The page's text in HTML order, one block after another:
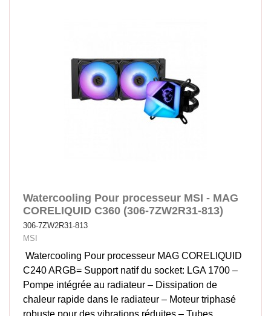
Watercooling Pour processeur MSI - MAG
CORELIQUID C360 (306-7ZW2R31-813)
306-7ZW2R31-813
MSI
Watercooling Pour processeur MAG CORELIQUID
C240 ARGB= Support natif du socket: LGA 1700 –
Pompe intégrée au radiateur – Dissipation de
chaleur rapide dans le radiateur – Moteur triphasé
robuste pour des vibrations réduites – Tubes